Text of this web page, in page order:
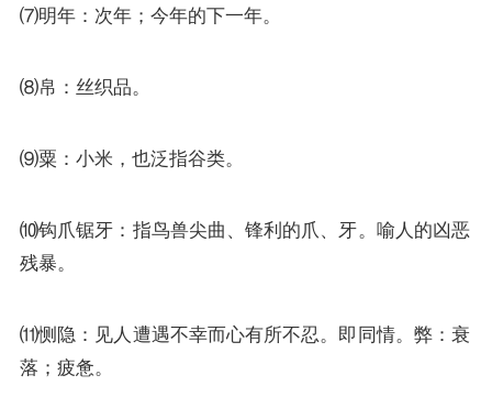
⑺明年：次年；今年的下一年。
⑻帛：丝织品。
⑼粟：小米，也泛指谷类。
⑽钩爪锯牙：指鸟兽尖曲、锋利的爪、牙。喻人的凶恶
残暴。
⑾恻隐：见人遭遇不幸而心有所不忍。即同情。弊：衰
落；疲惫。